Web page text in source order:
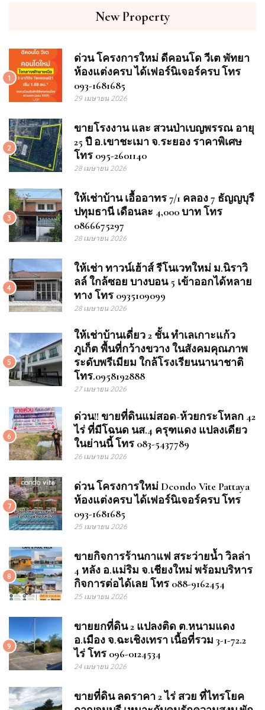
New Property
1
ด่วน โครงการใหม่ ดีคอนโด วีเต พัทยา
ห้องแต่งครบ ได้เฟอร์นิเจอร์ครบ โทร
093-1681685
29 เมษายน 2026
2
ขายโรงงาน และ สวนป่าเบญพรรณ อายุ
25 ปี อ.เขาชะเมา จ.ระยอง ราคาพิเศษ
โทร 095-2601140
28 เมษายน 2026
3
ให้เช่าบ้าน เอื้ออาทร 7/1 คลอง 7 ธัญญบุรี
ปทุมธานี เดือนละ 4,000 บาท โทร
0866675297
28 เมษายน 2026
4
ให้เช่า ทาวน์เฮ้าส์ รีโนเวทใหม่ ม.นิราวิ
ลล์ ใกล้ซอย บางบอน 5 เข้าออกได้หลาย
ทาง โทร 0935109099
28 เมษายน 2026
5
ให้เช่าบ้านเดี่ยว 2 ชั้น ทำเลเกาะแก้ว
ภูเก็ต พื้นที่กว้างขวาง ในสังคมคุณภาพ
ระดับพรีเมียม ใกล้โรงเรียนนานาชาติ
โทร.0958192888
27 เมษายน 2026
6
ด่วน!! ขายที่ดินแม่สอด-ห้วยกระโหลก 42
ไร่ ที่มีโฉนด นส.4 ครุฑแดง แปลงเดียว
ในย่านนี้ โทร 083-5437789
26 เมษายน 2026
7
ด่วน โครงการใหม่ Dcondo Vite Pattaya
ห้องแต่งครบ ได้เฟอร์นิเจอร์ครบ โทร
093-1681685
25 เมษายน 2026
8
ขายกิจการร้านกาแฟ สระว่ายน้ำ วิลล่า
4 หลัง อ.แม่ริม จ.เชียงใหม่ พร้อมบริหาร
กิจการต่อได้เลย โทร 088-9162454
25 เมษายน 2026
9
ขายยกที่ดิน 2 แปลงติด ต.หนามแดง
อ.เมือง จ.ฉะเชิงเทรา เนื้อที่รวม 3-1-72.2
ไร่ โทร 096-0124534
24 เมษายน 2026
ขายที่ดิน ลดราคา 2 ไร่ สวย ที่ไทรโยค